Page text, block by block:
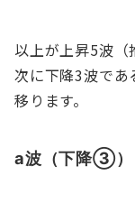
以上が上昇5波（
次に下降3波であ
移ります。
a波（下降③）